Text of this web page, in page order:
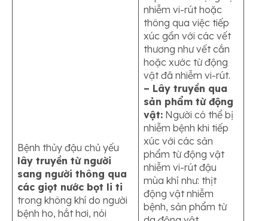
Bệnh thủy đậu chủ yếu
lây truyền từ người
sang người thông qua
các giọt nước bọt li ti
trong không khí do người
bệnh ho, hắt hơi, nói
nhiễm vi-rút hoặc
thông qua việc tiếp
xúc gần với các vết
thương như vết cắn
hoặc xước từ động
vật đã nhiễm vi-rút.
– Lây truyền qua
sản phẩm từ động
vật: Người có thể bị
nhiễm bệnh khi tiếp
xúc với các sản
phẩm từ động vật
nhiễm vi-rút đậu
mùa khỉ như: thịt
động vật nhiễm
bệnh, sản phẩm từ